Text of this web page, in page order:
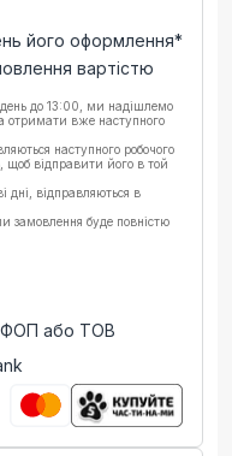
його оформлення*
вартістю
до 13:00, ми надішлемо
отримати вже наступного
наступного робочого
відправити його в той
дні, відправляються в
буде повністю
ФОП або ТОВ